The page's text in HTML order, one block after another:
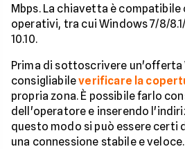
Mbps. La chiavetta è
operativi, tra cui Windows 7/8/8.1/
10.10.
Prima di sottoscrivere un'offerta
consigliabileverificare la
propria zona. È possibile farlo
dell'operatore e inserendo
questo modo si può essere certi
una connessione stabile e veloce.